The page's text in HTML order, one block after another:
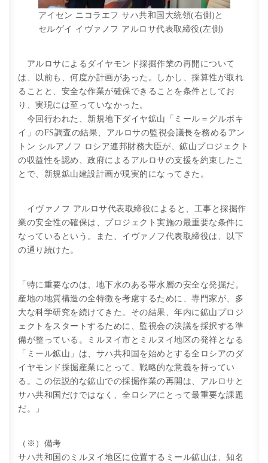
アイセン ニコラエフ サハ共和国大統領(右側)と
セルゲイ イヴァノフ アルロサ代表取締役(左側)
アルロサによるダイヤモンド採掘作業の再開について
は、以前も、何度か計画があった。しかし、採算性が取れ
ることと、安全な作業が確保できることを条件としてお
り、実現には至っていなかった。
今回行われた、新規地下ダイヤ鉱山「ミール＝グルボキ
イ」のFS調査の結果、アルロサの監視会議長を務めるアン
トン シルアノフ ロシア連邦財務大臣が、鉱山プロジェクト
の収益性を認め、政府によるアルロサの支援を約束したこ
とで、新規鉱山建設計画が現実的になってきた。
イヴァノフ アルロサ代表取締役によると、工事と採掘作
業の安全性の確保は、プロジェクト実施の最重要な条件に
なっているという。また、イヴァノフ代表取締役は、以下
の通り続けた。
「特に重要なのは、地下水のある帯水層の安全な発掘だ。
産地の地質構造の全特徴を考慮するために、専門家が、多
大な科学研究を続けてきた。その結果、年内に鉱山プロジ
ェクトをスタートするために、監視会の決議を採択する準
備が整っている。ミルヌイ市とミルヌイ地区の発祥となる
「ミール鉱山」は、サハ共和国を始めとする全ロシアのダ
イヤモンド採掘産業にとって、戦略的な意義を持ってい
る。この伝説的な鉱山での採掘作業の再開は、アルロサと
サハ共和国だけではなく、全ロシアにとって最重要な課題
だ。」
（※）備考
サハ共和国のミルヌイ地区に位置するミール鉱山は、知名